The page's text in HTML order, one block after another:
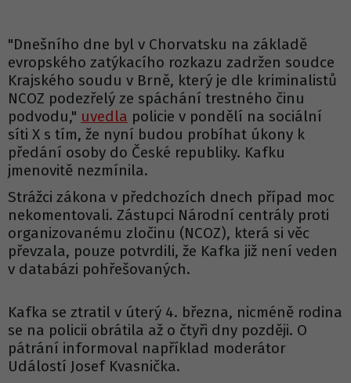
"Dnešního dne byl v Chorvatsku na základě
evropského zatýkacího rozkazu zadržen soudce
Krajského soudu v Brně, který je dle kriminalistů
NCOZ podezřelý ze spáchání trestného činu
podvodu," uvedla policie v pondělí na sociální
síti X s tím, že nyní budou probíhat úkony k
předání osoby do České republiky. Kafku
jmenovitě nezmínila.
Strážci zákona v předchozích dnech případ moc
nekomentovali. Zástupci Národní centrály proti
organizovanému zločinu (NCOZ), která si věc
převzala, pouze potvrdili, že Kafka již není veden
v databázi pohřešovaných.
Kafka se ztratil v úterý 4. března, nicméně rodina
se na policii obrátila až o čtyři dny později. O
pátrání informoval například moderátor
Událostí Josef Kvasnička.